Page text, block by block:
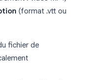
(format .vtt ou
fichier de